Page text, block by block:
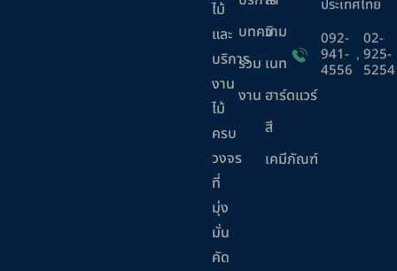
ไม้
และ
บริการ
งาน
ไม้
ครบ
วงจร
ที่
มุ่ง
มั่น
คัด
บทความ
ร่วม
งาน
มิ
เนท
ฮาร์ดแวร์
สี
เคมีภัณฑ์
ประเทศไทย
092-
941-
4556
,
02-
925-
5254